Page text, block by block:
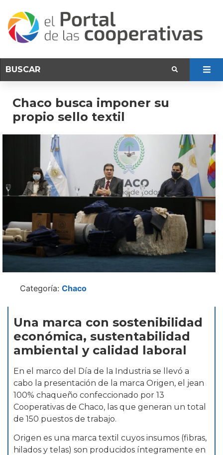
Chaco busca imponer su
propio sello textil
Categoría: Chaco
Una marca con sostenibilidad
económica, sustentabilidad
ambiental y calidad laboral
En el marco del Día de la Industria se llevó a
cabo la presentación de la marca Origen, el jean
100% chaqueño confeccionado por 13
Cooperativas de Chaco, las que generan un total
de 150 puestos de trabajo.
Origen es una marca textil cuyos insumos (fibras,
hilados y telas) son producidos íntegramente en